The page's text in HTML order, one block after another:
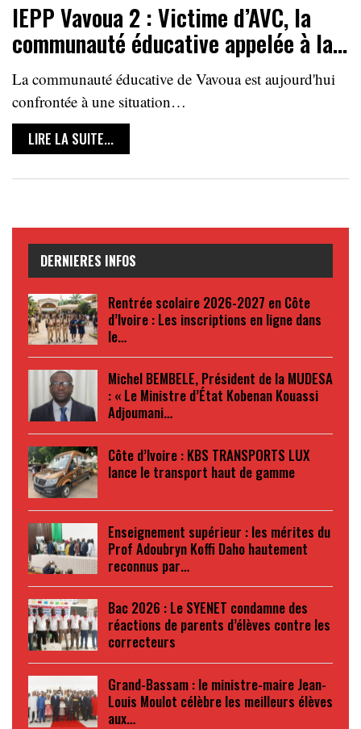
IEPP Vavoua 2 : Victime d’AVC, la
communauté éducative appelée à la…
La communauté éducative de Vavoua est aujourd'hui
confrontée à une situation…
LIRE LA SUITE...
DERNIERES INFOS
Rentrée scolaire 2026-2027 en Côte
d’Ivoire : Les inscriptions en ligne dans
le…
Michel BEMBELE, Président de la MUDESA
: « Le Ministre d’État Kobenan Kouassi
Adjoumani…
Côte d’Ivoire : KBS TRANSPORTS LUX
lance le transport haut de gamme
Enseignement supérieur : les mérites du
Prof Adoubryn Koffi Daho hautement
reconnus par…
Bac 2026 : Le SYENET condamne des
réactions de parents d’élèves contre les
correcteurs
Grand-Bassam : le ministre-maire Jean-
Louis Moulot célèbre les meilleurs élèves
aux…